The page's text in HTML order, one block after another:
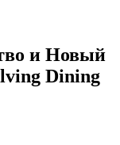
и Новый
Dining